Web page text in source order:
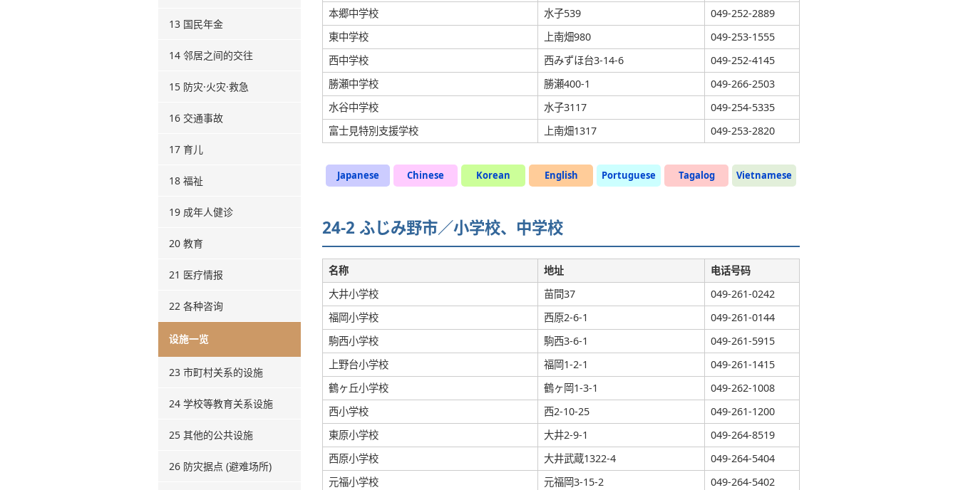
13 国民年金
14 邻居之间的交往
15 防灾·火灾·救急
16 交通事故
17 育儿
18 福祉
19 成年人健诊
20 教育
21 医疗情报
22 各种咨询
设施一览
23 市町村关系的设施
24 学校等教育关系设施
25 其他的公共设施
26 防灾据点 (避难场所)
本郷中学校
水子539
049-252-2889
東中学校
上南畑980
049-253-1555
西中学校
西みずほ台3-14-6
049-252-4145
勝瀬中学校
勝瀬400-1
049-266-2503
水谷中学校
水子3117
049-254-5335
富士見特別支援学校
上南畑1317 049-253-2820
Japanese Chinese Korean English Portuguese Tagalog Vietnamese
24-2 ふじみ野市／小学校、中学校
名称 地址
电话号码
大井小学校
苗間37
049-261-0242
福岡小学校
西原2-6-1
049-261-0144
駒西小学校
駒西3-6-1
049-261-5915
上野台小学校
福岡1-2-1
049-261-1415
鶴ヶ丘小学校
鶴ヶ岡1-3-1
049-262-1008
西小学校
西2-10-25
049-261-1200
東原小学校
大井2-9-1
049-264-8519
西原小学校
大井武蔵1322-4
049-264-5404
元福小学校
元福岡3-15-2
049-264-5402